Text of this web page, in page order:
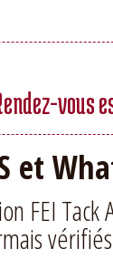
vous
et
FEI